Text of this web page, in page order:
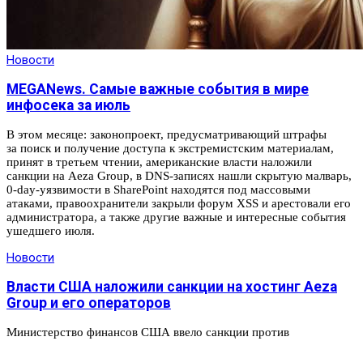
Новости
MEGANews. Cамые важные события в мире
инфосека за июль
В этом месяце: законопроект, предусматривающий штрафы
за поиск и получение доступа к экстремистским материалам,
принят в третьем чтении, американские власти наложили
санкции на Aeza Group, в DNS-записях нашли скрытую малварь,
0-day-уязвимости в SharePoint находятся под массовыми
атаками, правоохранители закрыли форум XSS и арестовали его
администратора, а также другие важные и интересные события
ушедшего июля.
Новости
Власти США наложили санкции на хостинг Aeza
Group и его операторов
Министерство финансов США ввело санкции против